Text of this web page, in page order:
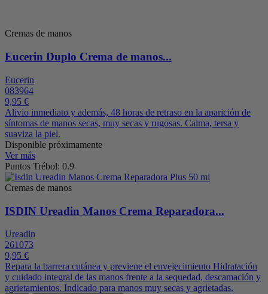
Cremas de manos
Eucerin Duplo Crema de manos...
Eucerin
083964
9,95 €
Alivio inmediato y además, 48 horas de retraso en la aparición de
síntomas de manos secas, muy secas y rugosas. Calma, tersa y
suaviza la piel.
Disponible próximamente
Ver más
Puntos Trébol: 0.9
Cremas de manos
ISDIN Ureadin Manos Crema Reparadora...
Ureadin
261073
9,95 €
Repara la barrera cutánea y previene el envejecimiento Hidratación
y cuidado integral de las manos frente a la sequedad, descamación y
agrietamientos. Indicado para manos muy secas y agrietadas.